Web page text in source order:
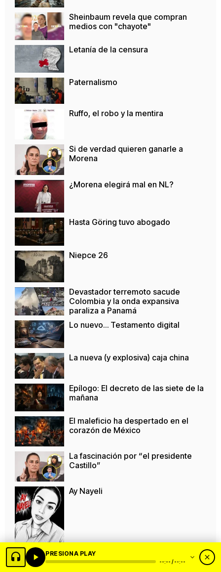
Sheinbaum revela que compran
medios con "chayote"
Letanía de la censura
Paternalismo
Ruffo, el robo y la mentira
Si de verdad quieren ganarle a
Morena
¿Morena elegirá mal en NL?
Hasta Göring tuvo abogado
Niepce 26
Devastador terremoto sacude
Colombia y la onda expansiva
paraliza a Panamá
Lo nuevo… Testamento digital
La nueva (y explosiva) caja china
Epílogo: El decreto de las siete de la
mañana
El maleficio ha despertado en el
corazón de México
La fascinación por “el presidente
Castillo”
Ay Nayeli
09/08/26 - Portadas del día
PRESIONA PLAY
--:-- / --:--